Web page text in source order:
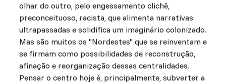
olhar do outro, pelo engessamento clichê,
preconceituoso, racista, que alimenta narrativas
ultrapassadas e solidifica um imaginário colonizado.
Mas são muitos os "Nordestes" que se reinventam e
se firmam como possibilidades de reconstrução,
afinação e reorganização dessas centralidades.
Pensar o centro hoje é, principalmente, subverter a